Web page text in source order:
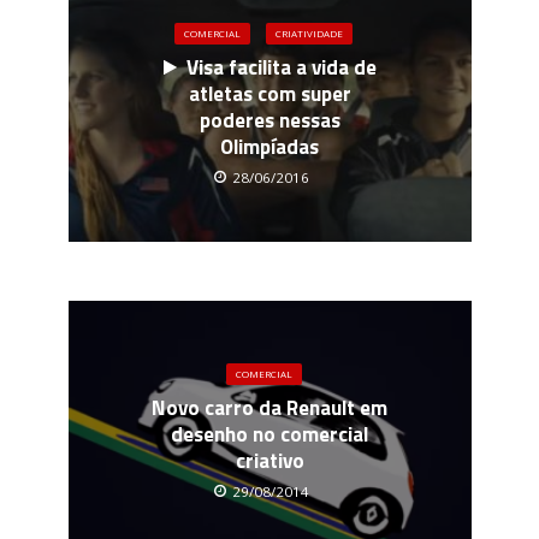
COMERCIAL CRIATIVIDADE
Visa facilita a vida de
atletas com super
poderes nessas
Olimpíadas
28/06/2016
COMERCIAL
Novo carro da Renault em
desenho no comercial
criativo
29/08/2014